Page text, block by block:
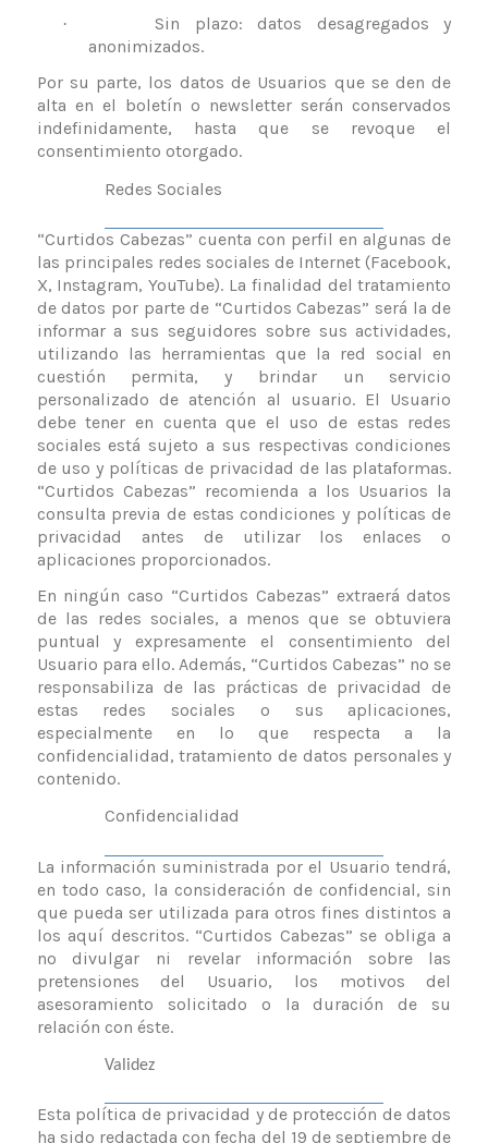
·
Sin plazo: datos desagregados y
anonimizados.
Por su parte, los datos de Usuarios que se den de
alta en el boletín o newsletter serán conservados
indefinidamente, hasta que se revoque el
consentimiento otorgado.
Redes Sociales
“Curtidos Cabezas” cuenta con perfil en algunas de
las principales redes sociales de Internet (Facebook,
X, Instagram, YouTube). La finalidad del tratamiento
de datos por parte de “Curtidos Cabezas” será la de
informar a sus seguidores sobre sus actividades,
utilizando las herramientas que la red social en
cuestión permita, y brindar un servicio
personalizado de atención al usuario. El Usuario
debe tener en cuenta que el uso de estas redes
sociales está sujeto a sus respectivas condiciones
de uso y políticas de privacidad de las plataformas.
“Curtidos Cabezas” recomienda a los Usuarios la
consulta previa de estas condiciones y políticas de
privacidad antes de utilizar los enlaces o
aplicaciones proporcionados.
En ningún caso “Curtidos Cabezas” extraerá datos
de las redes sociales, a menos que se obtuviera
puntual y expresamente el consentimiento del
Usuario para ello. Además, “Curtidos Cabezas” no se
responsabiliza de las prácticas de privacidad de
estas redes sociales o sus aplicaciones,
especialmente en lo que respecta a la
confidencialidad, tratamiento de datos personales y
contenido.
Confidencialidad
La información suministrada por el Usuario tendrá,
en todo caso, la consideración de confidencial, sin
que pueda ser utilizada para otros fines distintos a
los aquí descritos. “Curtidos Cabezas” se obliga a
no divulgar ni revelar información sobre las
pretensiones del Usuario, los motivos del
asesoramiento solicitado o la duración de su
relación con éste.
Validez
Esta política de privacidad y de protección de datos
ha sido redactada con fecha del 19 de septiembre de